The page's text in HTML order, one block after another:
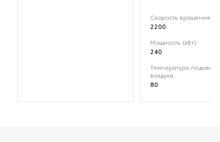
Скорость вращения
2200
Мощность (кВт)
240
Температура
воздуха
80